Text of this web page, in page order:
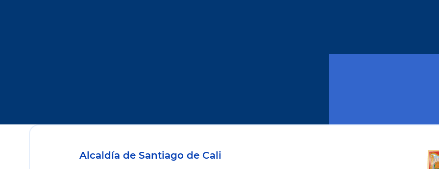
Alcaldía de Santiago de Cali